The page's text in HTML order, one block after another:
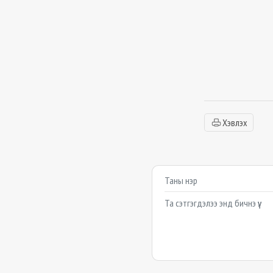
Хэвлэх
Сэтгэгдэл бичих
Example textarea